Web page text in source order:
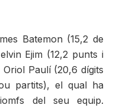
Batemon (15,2 de
Ejim (12,2 punts i
Paulí (20,6 dígits
partits), el qual ha
del seu equip.